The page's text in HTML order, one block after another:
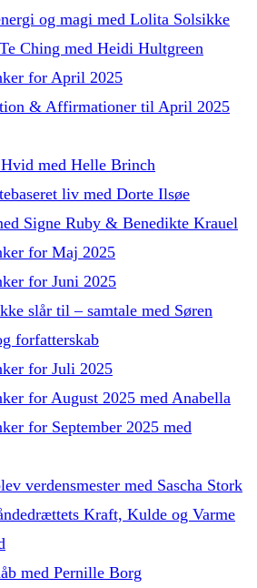
og magi med Lolita Solsikke
Ching med Heidi Hultgreen
for April 2025
& Affirmationer til April 2025
med Helle Brinch
liv med Dorte Ilsøe
Signe Ruby & Benedikte Krauel
for Maj 2025
for Juni 2025
slår til – samtale med Søren
forfatterskab
for Juli 2025
for August 2025 med Anabella
for September 2025 med
verdensmester med Sascha Stork
Kraft, Kulde og Varme
med Pernille Borg